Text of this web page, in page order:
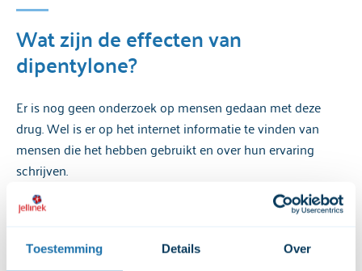
Toestemming Details Over
Wat zijn de effecten van
dipentylone?
Er is nog geen onderzoek op mensen gedaan met deze
drug. Wel is er op het internet informatie te vinden van
mensen die het hebben gebruikt en over hun ervaring
schrijven.
De werking van dipentylone zou opwekkend (stimulerend)
schrijven ook over vervelende effecten, zoals: